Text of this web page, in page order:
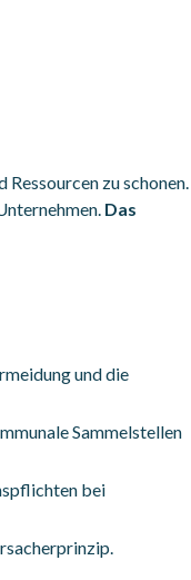
zu schonen.
Das
und die
Sammelstellen
bei